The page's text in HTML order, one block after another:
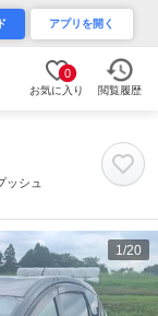
アプリを開く
0
お気に入り 閲覧履歴
ッシュ
1 /20